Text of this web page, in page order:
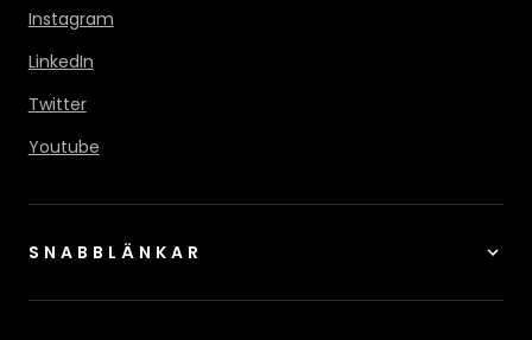
Instagram
LinkedIn
Twitter
Youtube
SNABBLÄNKAR